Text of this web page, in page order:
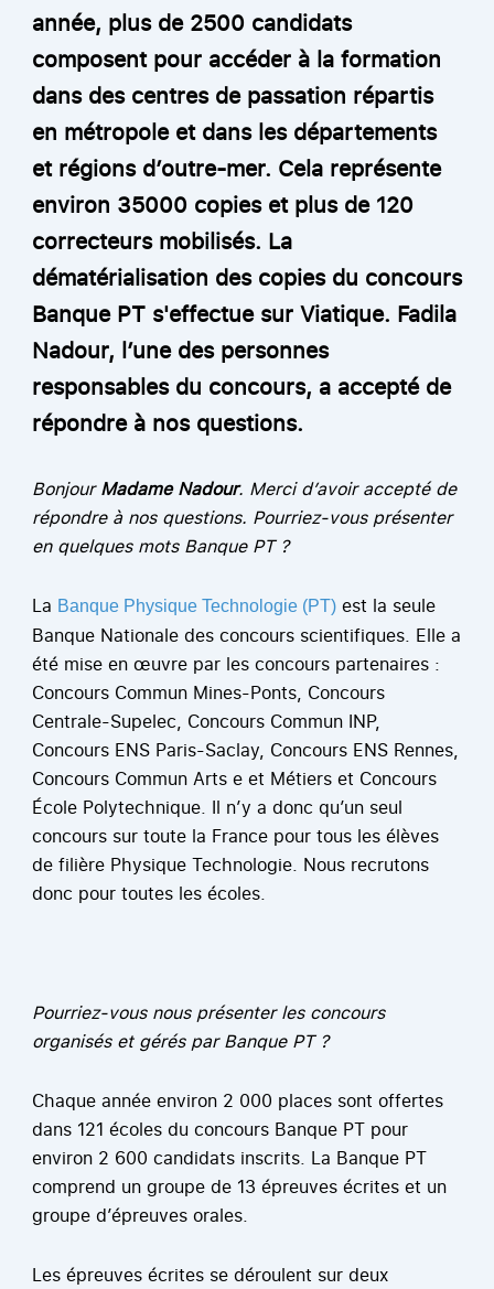
année, plus de 2500 candidats
composent pour accéder à la formation
dans des centres de passation répartis
en métropole et dans les départements
et régions d’outre-mer. Cela représente
environ 35000 copies et plus de 120
correcteurs mobilisés. La
dématérialisation des copies du concours
Banque PT s'effectue sur Viatique. Fadila
Nadour, l’une des personnes
responsables du concours, a accepté de
répondre à nos questions.
BonjourMadame Nadour. Merci d’avoir accepté de
répondre à nos questions. Pourriez-vous présenter
en quelques mots Banque PT ?
La Banque Physique Technologie (PT)est la seule
Banque Nationale des concours scientifiques. Elle a
été mise en œuvre par les concours partenaires :
Concours Commun Mines-Ponts, Concours
Centrale-Supelec, Concours Commun INP,
Concours ENS Paris-Saclay, Concours ENS Rennes,
Concours Commun Arts e et Métiers et Concours
École Polytechnique. Il n’y a donc qu’un seul
concours sur toute la France pour tous les élèves
de filière Physique Technologie. Nous recrutons
donc pour toutes les écoles.
Pourriez-vous nous présenter les concours
organisés et gérés par Banque PT ?
Chaque année environ 2 000 places sont offertes
dans 121 écoles du concours Banque PT pour
environ 2 600 candidats inscrits. La Banque PT
comprend un groupe de 13 épreuves écrites et un
groupe d’épreuves orales.
Les épreuves écrites se déroulent sur deux